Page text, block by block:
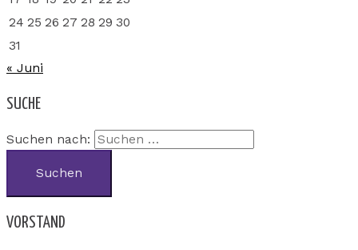
24 25 26 27 28 29 30
31
« Juni
SUCHE
Suchen nach:
VORSTAND